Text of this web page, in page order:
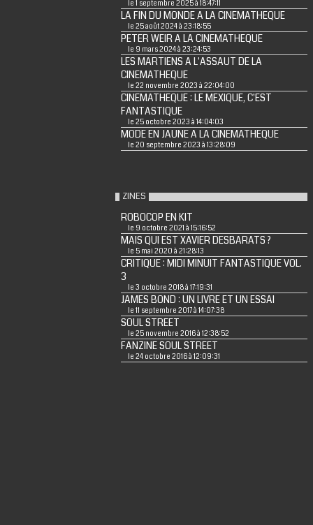
le 1 septembre 2025 à 18:47:11
LA FIN DU MONDE A LA CINEMATHEQUE
le 25 août 2024 à 23:18:55
PETER WEIR A LA CINEMATHEQUE
le 9 mars 2024 à 23:24:53
LES MARTIENS A L'ASSAUT DE LA
CINEMATHEQUE
le 22 novembre 2023 à 22:04:00
CINEMATHEQUE : LE MEXIQUE, C'EST
FANTASTIQUE
le 25 octobre 2023 à 14:04:03
MODE EN JAUNE A LA CINEMATHEQUE
le 20 septembre 2023 à 13:28:09
ZINES
ROBOCOP EN KIT
le 9 octobre 2021 à 15:16:52
MAIS QUI EST XAVIER DESBARATS ?
le 5 mai 2020 à 21:28:13
CRITIQUE : MIDI MINUIT FANTASTIQUE VOL.
3
le 3 octobre 2018 à 17:19:31
JAMES BOND : UN LIVRE ET UN ESSAI
le 11 septembre 2017 à 14:07:38
SOUL STREET
le 25 novembre 2016 à 12:38:52
FANZINE SOUL STREET
le 24 octobre 2016 à 12:09:31